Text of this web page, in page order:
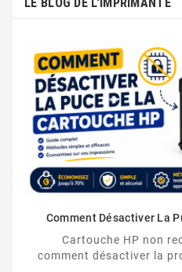
Comment Désactiver La
Cartouche HP non
comment désactiver la